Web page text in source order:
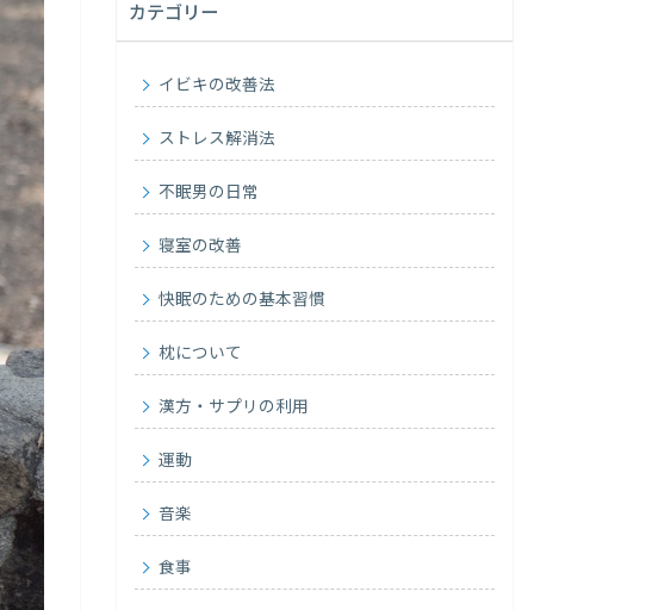
カテゴリー
イビキの改善法
ストレス解消法
不眠男の日常
寝室の改善
快眠のための基本習慣
枕について
漢方・サプリの利用
運動
音楽
食事